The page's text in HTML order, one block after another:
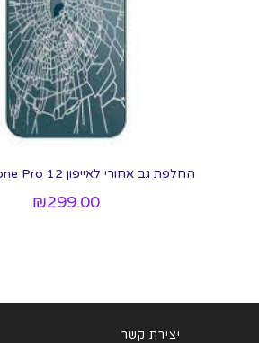
החלפת גב אחורי לאייפון 12 Apple iPhone Pro
₪299.00
יצירת קשר